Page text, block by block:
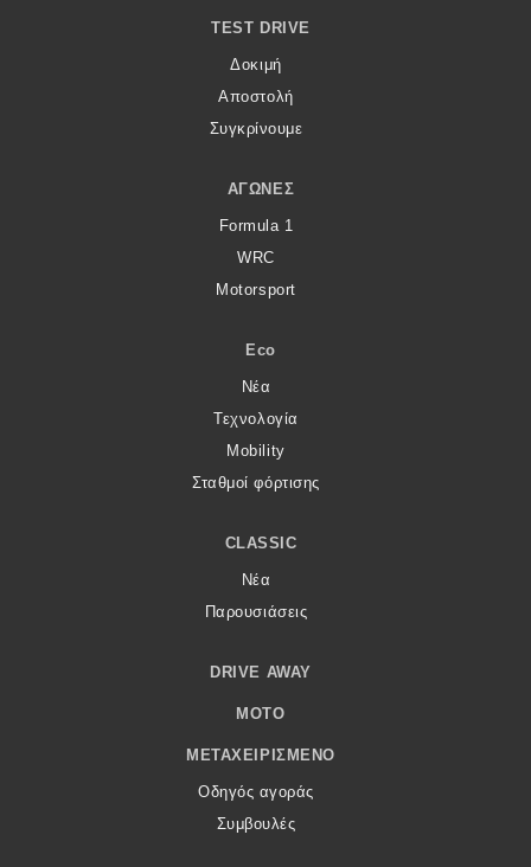
TEST DRIVE
Δοκιμή
Αποστολή
Συγκρίνουμε
ΑΓΏΝΕΣ
Formula 1
WRC
Motorsport
Eco
Νέα
Τεχνολογία
Mobility
Σταθμοί φόρτισης
CLASSIC
Νέα
Παρουσιάσεις
DRIVE AWAY
MOTO
ΜΕΤΑΧΕΙΡΙΣΜΈΝΟ
Οδηγός αγοράς
Συμβουλές